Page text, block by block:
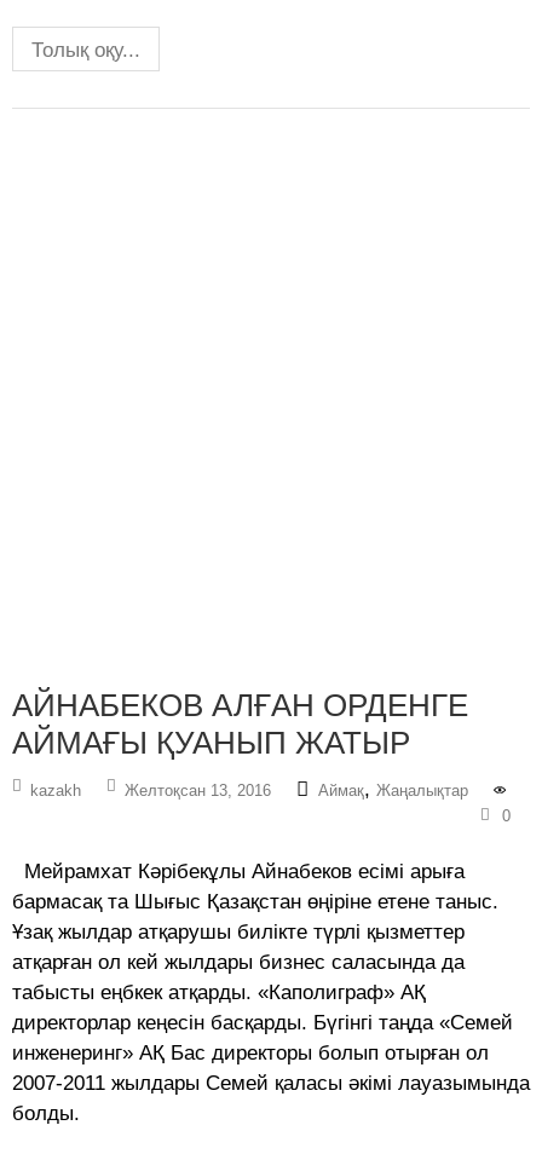
Толық оқу...
АЙНАБЕКОВ АЛҒАН ОРДЕНГЕ
АЙМАҒЫ ҚУАНЫП ЖАТЫР
kazakh Желтоқсан 13, 2016 Аймақ, Жаңалықтар
0
Мейрамхат Кәрібекұлы Айнабеков есімі арыға
бармасақ та Шығыс Қазақстан өңіріне етене таныс.
Ұзақ жылдар атқарушы билікте түрлі қызметтер
атқарған ол кей жылдары бизнес саласында да
табысты еңбкек атқарды. «Каполиграф» АҚ
директорлар кеңесін басқарды. Бүгінгі таңда «Семей
инженеринг» АҚ Бас директоры болып отырған ол
2007-2011 жылдары Семей қаласы әкімі лауазымында
болды.